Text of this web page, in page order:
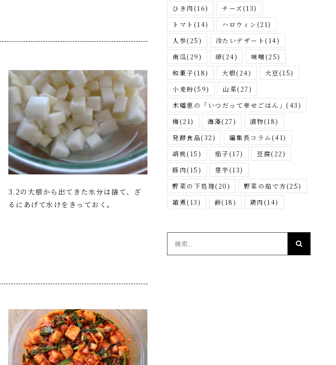
3.2の大根から出てきた水分は捨て、ざ
るにあげて水けをきっておく。
ひき肉(16) チーズ(13)
トマト (14) ハロウィン(21)
人参(25) 冷たいデザート(14)
南瓜(29) 卵(24) 味噌(25)
和菓子(18) 大根(24) 大豆(15)
小麦粉(59) 山菜(27)
木幡恵の「いつだって幸せごはん」(43)
梅(21) 海藻(27) 漬物(18)
発酵食品(32) 編集長コラム (41)
胡桃(15) 茄子(17) 豆腐(22)
豚肉(15) 里芋(13)
野菜の下処理(20) 野菜の茹で方(25)
雑煮(13) 餅(18) 鶏肉(14)